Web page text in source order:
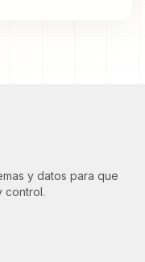
y datos para que
control.